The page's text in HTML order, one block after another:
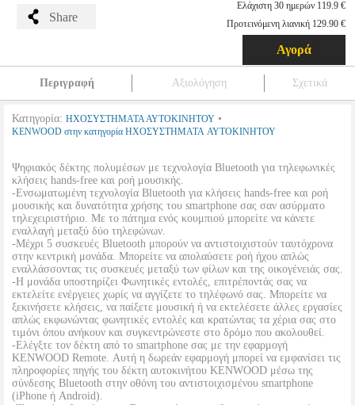
Share
Ελάχιστη 30 ημερών 119.9 €
Προτεινόμενη λιανική 129.90 €
Αγορά
Περιγραφή Αξιολόγηση Σχετικά
Κατηγορία: ΗΧΟΣΥΣΤΗΜΑΤΑ ΑΥΤΟΚΙΝΗΤΟΥ •
KENWOOD στην κατηγορία ΗΧΟΣΥΣΤΗΜΑΤΑ ΑΥΤΟΚΙΝΗΤΟΥ
Ψηφιακός δέκτης πολυμέσων με τεχνολογία Bluetooth για τηλεφωνικές
κλήσεις hands-free και ροή μουσικής.
-Ενσωματωμένη τεχνολογία Bluetooth για κλήσεις hands-free και ροή
μουσικής και δυνατότητα χρήσης του smartphone σας σαν ασύρματο
τηλεχειριστήριο. Με το πάτημα ενός κουμπιού μπορείτε να κάνετε
εναλλαγή μεταξύ δύο τηλεφώνων.
-Μέχρι 5 συσκευές Bluetooth μπορούν να αντιστοιχιστούν ταυτόχρονα
στην κεντρική μονάδα. Μπορείτε να απολαύσετε ροή ήχου απλώς
εναλλάσσοντας τις συσκευές μεταξύ των φίλων και της οικογένειάς σας.
-Η μονάδα υποστηρίζει Φωνητικές εντολές, επιτρέποντάς σας να
εκτελείτε ενέργειες χωρίς να αγγίζετε το τηλέφωνό σας. Μπορείτε να
ξεκινήσετε κλήσεις, να παίξετε μουσική ή να εκτελέσετε άλλες εργασίες
απλώς εκφωνώντας φωνητικές εντολές και κρατώντας τα χέρια σας στο
τιμόνι όπου ανήκουν και συγκεντρώνεστε στο δρόμο που ακολουθεί.
-Ελέγξτε τον δέκτη από το smartphone σας με την εφαρμογή
KENWOOD Remote. Αυτή η δωρεάν εφαρμογή μπορεί να εμφανίσει τις
πληροφορίες πηγής του δέκτη αυτοκινήτου KENWOOD μέσω της
σύνδεσης Bluetooth στην οθόνη του αντιστοιχισμένου smartphone
(iPhone ή Android).